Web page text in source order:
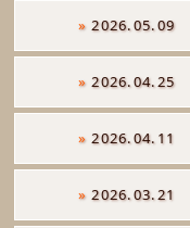
» 2026.05.09
» 2026.04.25
» 2026.04.11
» 2026.03.21